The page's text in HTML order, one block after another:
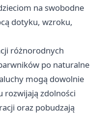
na swobodne
dotyku, wzroku,
różnorodnych
po naturalne
mogą dowolnie
rozwijają zdolności
oraz pobudzają